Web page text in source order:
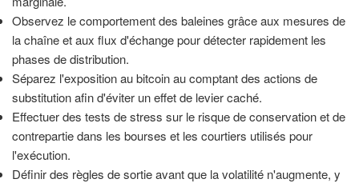
Observez le comportement des baleines grâce aux mesures de
la chaîne et aux flux d'échange pour détecter rapidement les
phases de distribution.
Séparez l'exposition au bitcoin au comptant des actions de
substitution afin d'éviter un effet de levier caché.
Effectuer des tests de stress sur le risque de conservation et de
contrepartie dans les bourses et les courtiers utilisés pour
l'exécution.
Définir des règles de sortie avant que la volatilité n'augmente, y